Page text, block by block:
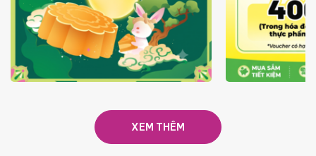
TRAO TẾT TRĂNG TRÒN GẮN
GIÁ LUÔN
XEM THÊM